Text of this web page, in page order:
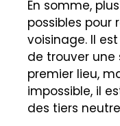
En somme,
possibles pour
voisinage. Il
de trouver
premier lieu,
impossible, il
des tiers